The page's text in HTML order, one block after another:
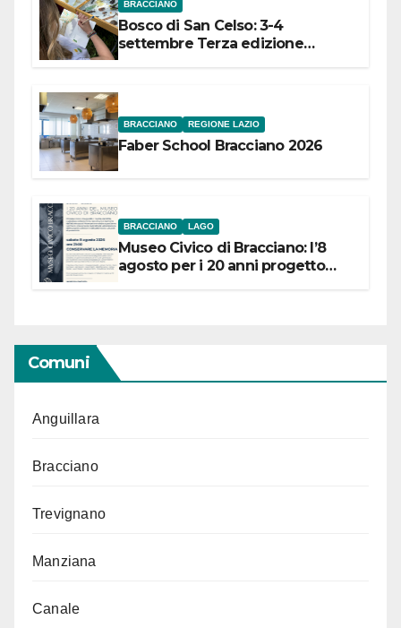
BRACCIANO
Bosco di San Celso: 3-4
settembre Terza edizione
BRACCIANO REGIONE LAZIO
Faber School Bracciano 2026
BRACCIANO LAGO
Museo Civico di Bracciano: l’8
agosto per i 20 anni progetto
Comuni
Anguillara
Bracciano
Trevignano
Manziana
Canale